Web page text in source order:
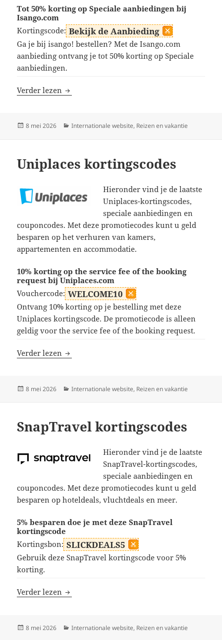
Tot 50% korting op Speciale aanbiedingen bij
Isango.com
Kortingscode: Bekijk de Aanbieding
Ga je bij isango! bestellen? Met de Isango.com
aanbieding ontvang je tot 50% korting op Speciale
aanbiedingen.
Verder lezen Isango kortingscodes
Geplaatst
8 mei 2026 Categorieën
Internationale website, Reizen en vakantie
Uniplaces kortingscodes
Hieronder vind je de laatste
Uniplaces-kortingscodes,
speciale aanbiedingen en
couponcodes. Met deze promotiecodes kunt u geld
besparen op het verhuren van kamers,
appartementen en accommodatie.
10% korting op the service fee of the booking
request bij Uniplaces.com
Vouchercode: WELCOME10
Ontvang 10% korting op je bestelling met deze
Uniplaces kortingscode. De promotiecode is alleen
geldig voor the service fee of the booking request.
Verder lezen Uniplaces kortingscodes
Geplaatst
8 mei 2026 Categorieën
Internationale website, Reizen en vakantie
SnapTravel kortingscodes
Hieronder vind je de laatste
SnapTravel-kortingscodes,
speciale aanbiedingen en
couponcodes. Met deze promotiecodes kunt u geld
besparen op hoteldeals, vluchtdeals en meer.
5% besparen doe je met deze SnapTravel
kortingscode
Kortingsbon: SLICKDEALS5
Gebruik deze SnapTravel kortingscode voor 5%
korting.
Verder lezen SnapTravel kortingscodes
Geplaatst
8 mei 2026 Categorieën
Internationale website, Reizen en vakantie